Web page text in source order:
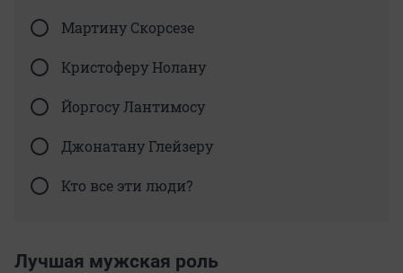
Мартину Скорсезе
Кристоферу Нолану
Йоргосу Лантимосу
Джонатану Глейзеру
Кто все эти люди?
Лучшая мужская роль